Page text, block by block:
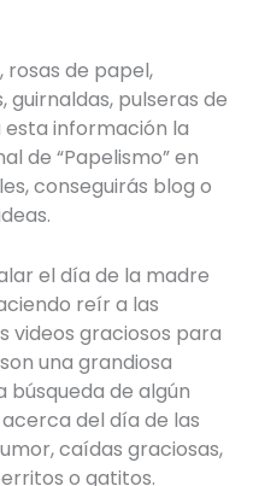
rosas de papel,
pulseras de
información la
de “Papelismo” en
conseguirás blog o
el día de la madre
reír a las
videos graciosos para
una grandiosa
búsqueda de algún
del día de las
caídas graciosas,
o gatitos.